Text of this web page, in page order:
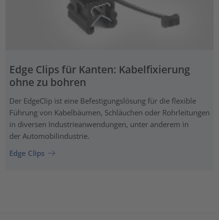
Edge Clips für Kanten: Kabelfixierung
ohne zu bohren
Der EdgeClip ist eine Befestigungslösung für die flexible
Führung von Kabelbäumen, Schläuchen oder Rohrleitungen
in diversen Industrieanwendungen, unter anderem in
der Automobilindustrie.
Edge Clips